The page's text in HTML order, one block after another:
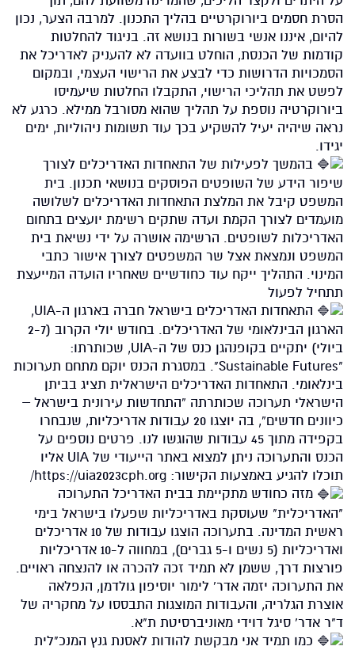
הסרת חסמים ביורוקרטיים בהליך התכנון. למרבה הצער, נכון
להיום, איננו אנשי בשורות בנושא זה. בניגוד להחלטות
קודמות של הכנסת, הוחלט בוועדה לא להעניק לאדריכל את
הסמכויות הדרושות כדי לבצע את הרישוי העצמי, ובמקום
לפשט את תהליכי הרישוי, התקבלו החלטות שיעמיסו
ביורוקרטיה נוספת על תהליך שהוא מסורבל ממילא. כרגע לא
נראה שיהיה יעיל להשקיע בכך עוד תשומות ניהוליות, ימים
יגידו.
בהמשך לפעילות של התאחדות האדריכלים לצורך
שיפור הידע של השופטים הפוסקים בנושאי תכנון. בית
המשפט קיבל את המלצת התאחדות האדריכלים לשלושה
מועמדים לצורך הקמת ועדה שתקים רשימת יועצים בתחום
האדריכלות לשופטים. הרשימה אושרה על ידי נשיאת בית
המשפט ונמצאת אצל שר המשפטים לצורך אישור כתבי
המינוי. התהליך ייקח עוד כחודשיים שאחריו הועדה המייעצת
תתחיל לפעול
התאחדות האדריכלים בישראל חברה בארגון ה-UIA,
הארגון הבינלאומי של האדריכלים. בחודש יולי הקרוב (2-7
ביולי) יתקיים בקופנהגן כנס של ה-UIA, שכותרתו:
"Sustainable Futures". במסגרת הכנס יוקם מתחם תערוכות
בינלאומי. התאחדות האדריכלים הישראלית תציג בביתן
הישראלי תערוכה שכותרתה “התחדשות עירונית בישראל –
כיוונים חדשים”, בה יוצגו 20 עבודות אדריכליות, שנבחרו
בקפידה מתוך 45 עבודות שהוגשו לנו. פרטים נוספים על
הכנס והתערוכה ניתן למצוא באתר הייעודי של UIA אליו
תוכלו להגיע באמצעות הקישור: https://uia2023cph.org/
מזה כחודש מתקיימת בבית האדריכל התערוכה
"האדריכלית" שעוסקת באדריכליות שפעלו בישראל בימי
ראשית המדינה. בתערוכה הוצגו עבודות של 10 אדריכלים
ואדריכליות (5 נשים ו-5 גברים), במחווה ל-10 אדריכליות
פורצות דרך, ששמן לא תמיד זכה להכרה או להנצחה ראויים.
את התערוכה יזמה אדר' לימור יוסיפון גולדמן, הנפלאה
אוצרת הגלריה, והעבודות המוצגות התבססו על מחקריה של
ד"ר אדר' סיגל דוידי מאוניברסיטת ת"א.
כמו תמיד אני מבקשת להודות לאסנת גנץ המנכ"לית